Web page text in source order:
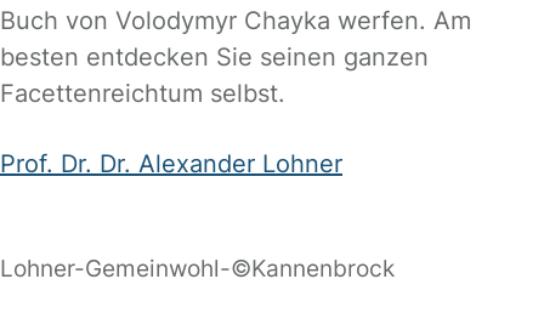
Buch von Volodymyr Chayka werfen. Am
besten entdecken Sie seinen ganzen
Facettenreichtum selbst.
Prof. Dr. Dr. Alexander Lohner
Lohner-Gemeinwohl-©Kannenbrock